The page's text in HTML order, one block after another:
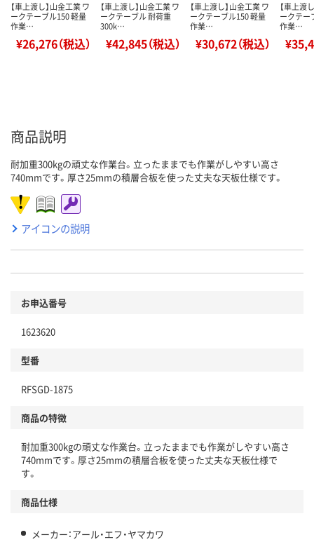
【車上渡し】山金工業 ワ
ークテーブル150 軽量
作業…
¥26,276（税込）
【車上渡し】山金工業 ワ
ークテーブル 耐荷重
300k…
¥42,845（税込）
【車上渡し】山金工業 ワ
ークテーブル150 軽量
作業…
¥30,672（税込）
【車上渡
ークテー
作業…
商品説明
耐加重300kgの頑丈な作業台。立ったままでも作業がしやすい高さ
740mmです。厚さ25mmの積層合板を使った丈夫な天板仕様です。
アイコンの説明
お申込番号
1623620
型番
RFSGD-1875
商品の特徴
耐加重300kgの頑丈な作業台。立ったままでも作業がしやすい高さ
740mmです。厚さ25mmの積層合板を使った丈夫な天板仕様で
す。
商品仕様
メーカー：アール・エフ・ヤマカワ